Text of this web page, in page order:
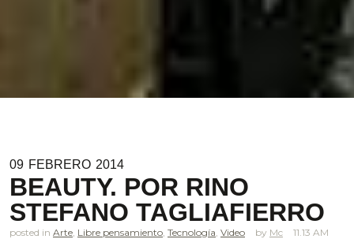
09 FEBRERO 2014
BEAUTY. POR RINO
STEFANO TAGLIAFIERRO
posted in Arte, Libre pensamiento, Tecnología, Video Mc 11.13 AM